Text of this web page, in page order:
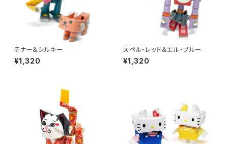
テナー＆シルキー
¥1,320
スペル・レッド＆エル・ブルー
¥1,320